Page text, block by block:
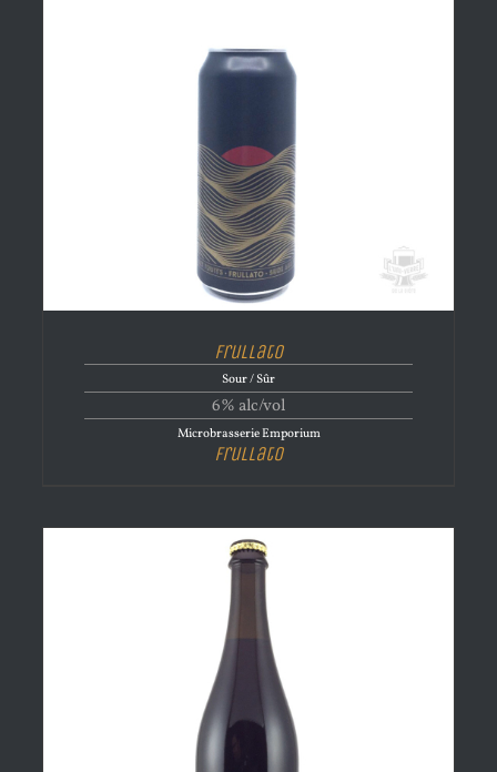
Frullato
Sour / Sûr
6% alc/vol
Microbrasserie Emporium
Frullato